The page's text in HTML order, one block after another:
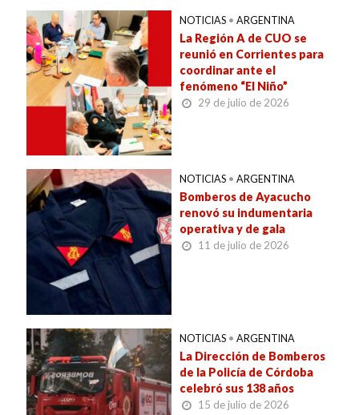
NOTICIAS • ARGENTINA
La Región A de CUO se
reunió en Corrientes para
coordinar ante el
fenómeno “El Niño”
29 de julio de 2026
NOTICIAS • ARGENTINA
Bomberos de Ayacucho
renovó su indumentaria
operativa y de gala
11 de julio de 2026
NOTICIAS • ARGENTINA
La Dirección de Bomberos
de la Policía de Córdoba
celebró sus 138 años
15 de julio de 2026